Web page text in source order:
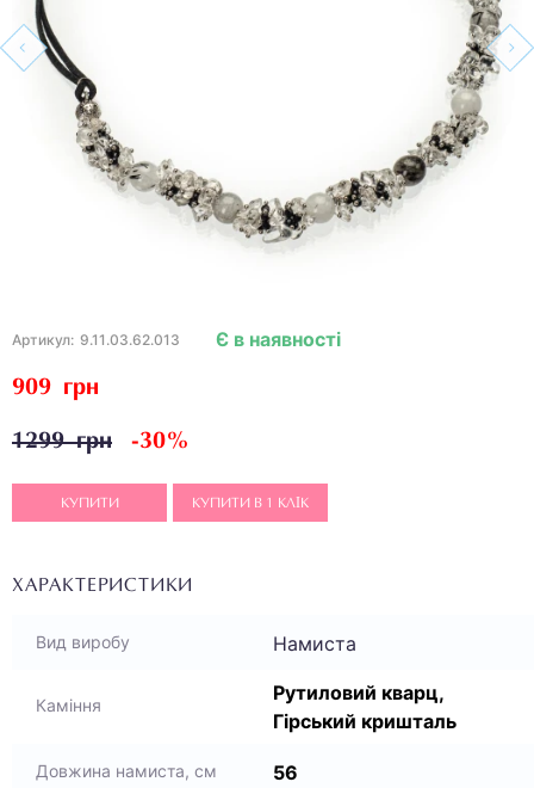
Артикул: 9.11.03.62.013
909 грн
1299 грн -30%
Є в наявності
КУПИТИ КУПИТИ В 1 КЛІК
ХАРАКТЕРИСТИКИ
Вид виробу Намиста
Каміння
Рутиловий кварц,
Гірський кришталь
Довжина намиста, см 56